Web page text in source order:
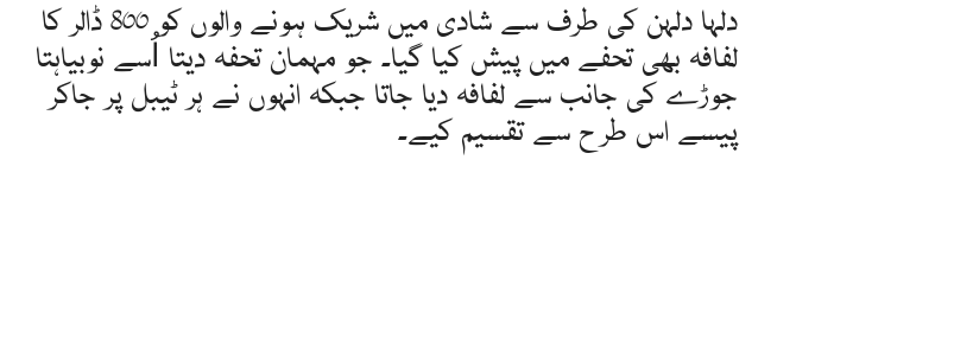
دلہا دلہن کی طرف سے شادی میں شریک ہونے والوں کو 800 ڈالر کا
لفافہ بھی تحفے میں پیش کیا گیا۔ جو مہمان تحفہ دیتا اُسے نوبیاہتا
جوڑے کی جانب سے لفافہ دیا جاتا جبکہ انہوں نے ہر ٹیبل پر جاکر
پیسے اس طرح سے تقسیم کیے۔